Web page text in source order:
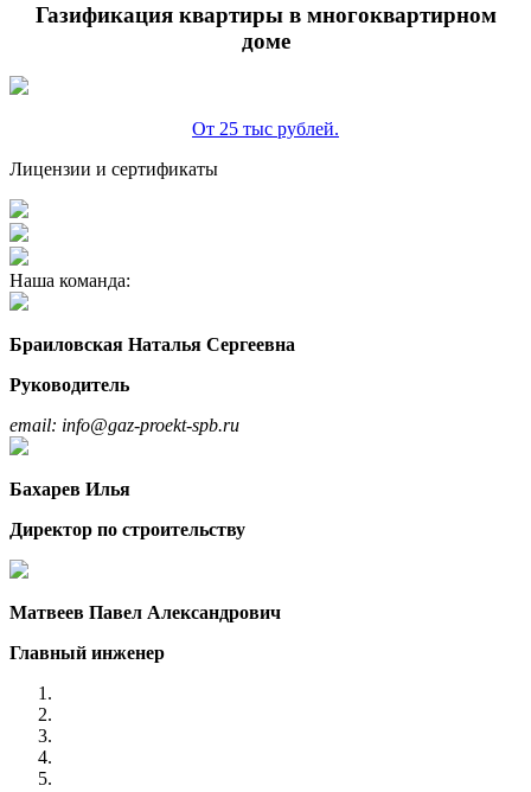
Газификация квартиры в многоквартирном
доме
От 25 тыс рублей.
Лицензии и сертификаты
Наша команда:
Браиловская Наталья Сергеевна
Руководитель
email: info@gaz-proekt-spb.ru
Бахарев Илья
Директор по строительству
Матвеев Павел Александрович
Главный инженер